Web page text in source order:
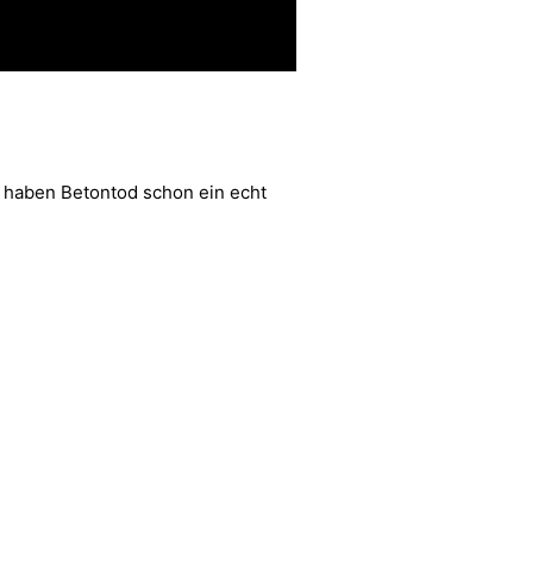
haben Betontod schon ein echt